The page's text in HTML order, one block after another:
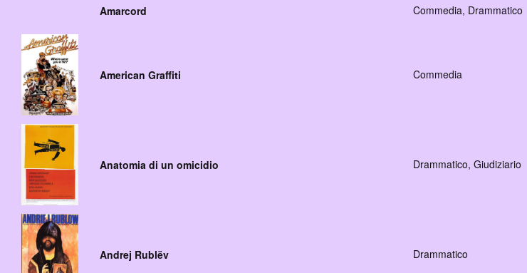
Amarcord Commedia, Drammatico
American Graffiti Commedia
Anatomia di un omicidio Drammatico, Giudiziario
Andrej Rublëv Drammatico